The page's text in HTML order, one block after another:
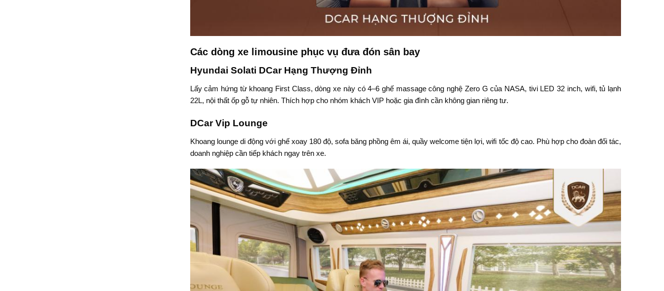
Các dòng xe limousine phục vụ đưa đón sân bay
Hyundai Solati DCar Hạng Thượng Đỉnh
Lấy cảm hứng từ khoang First Class, dòng xe này có 4–6 ghế massage công nghệ Zero G của NASA, tivi LED 32 inch, wifi, tủ lạnh
22L, nội thất ốp gỗ tự nhiên. Thích hợp cho nhóm khách VIP hoặc gia đình cần không gian riêng tư.
DCar Vip Lounge
Khoang lounge di động với ghế xoay 180 độ, sofa băng phồng êm ái, quầy welcome tiện lợi, wifi tốc độ cao. Phù hợp cho đoàn đối tác,
doanh nghiệp cần tiếp khách ngay trên xe.